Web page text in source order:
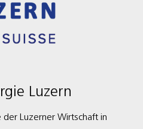
Luzern
der Luzerner Wirtschaft in